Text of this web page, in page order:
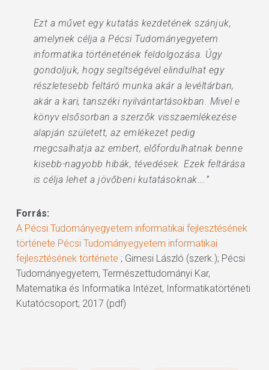
Ezt a művet egy kutatás kezdetének szánjuk,
amelynek célja a Pécsi Tudományegyetem
informatika történetének feldolgozása. Úgy
gondoljuk, hogy segítségével elindulhat egy
részletesebb feltáró munka akár a levéltárban,
akár a kari, tanszéki nyilvántartásokban. Mivel e
könyv elsősorban a szerzők visszaemlékezése
alapján született, az emlékezet pedig
megcsalhatja az embert, előfordulhatnak benne
kisebb-nagyobb hibák, tévedések. Ezek feltárása
is célja lehet a jövőbeni kutatásoknak….”
Forrás:
A Pécsi Tudományegyetem informatikai fejlesztésének
története Pécsi Tudományegyetem informatikai
fejlesztésének története ; Gimesi László (szerk.); Pécsi
Tudományegyetem, Természettudományi Kar,
Matematika és Informatika Intézet, Informatikatörténeti
Kutatócsoport; 2017 (pdf)